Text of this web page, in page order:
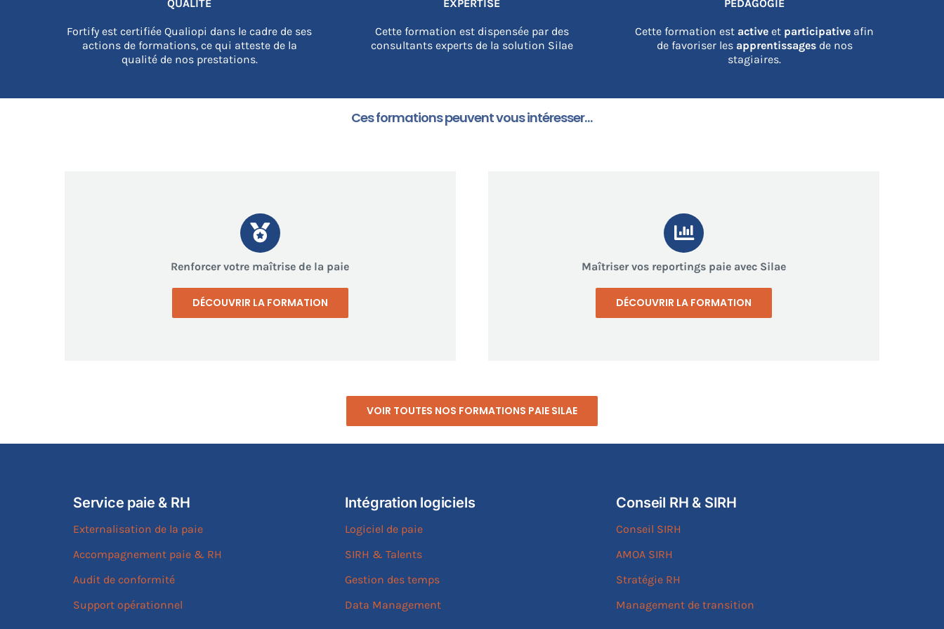
QUALITE
Fortify est certifiée Qualiopi dans le cadre de ses
actions de formations, ce qui atteste de la
qualité de nos prestations.
EXPERTISE
Cette formation est dispensée par des
consultants experts de la solution Silae
PEDAGOGIE
Cette formation est active et participative afin
de favoriser les apprentissagesde nos
stagiaires.
Ces formations peuvent vous intéresser…
Renforcer votre maîtrise de la paie
DÉCOUVRIR LA FORMATION
Maîtriser vos reportings paie avec Silae
DÉCOUVRIR LA FORMATION
VOIR TOUTES NOS FORMATIONS PAIE SILAE
Service paie & RH
Externalisation de la paie
Accompagnement paie & RH
Audit de conformité
Support opérationnel
Intégration logiciels
Logiciel de paie
SIRH & Talents
Gestion des temps
Data Management
Conseil RH & SIRH
Conseil SIRH
AMOA SIRH
Stratégie RH
Management de transition